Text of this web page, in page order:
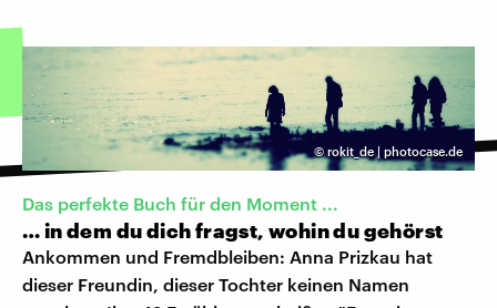
©rokit_de | photocase.de
Das perfekte Buch für den Moment ...
… in dem du dich fragst, wohin du gehörst
Ankommen und Fremdbleiben: Anna Prizkau hat
dieser Freundin, dieser Tochter keinen Namen